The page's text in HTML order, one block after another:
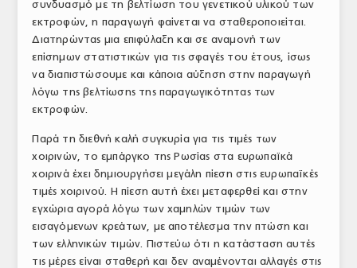
συνδυασμό με τη βελτίωση του γενετικού υλικού των
εκτροφών, η παραγωγή φαίνεται να σταθεροποιείται.
Διατηρώντας μια επιφύλαξη και σε αναμονή των
επίσημων στατιστικών για τις σφαγές του έτους, ίσως
να διαπιστώσουμε και κάποια αύξηση στην παραγωγή
λόγω της βελτίωσης της παραγωγικότητας των
εκτροφών.
Παρά τη διεθνή καλή συγκυρία για τις τιμές των
χοιρινών, το εμπάργκο της Ρωσίας στα ευρωπαϊκά
χοιρινά έχει δημιουργήσει μεγάλη πίεση στις ευρωπαϊκές
τιμές χοιρινού. Η πίεση αυτή έχει μεταφερθεί και στην
εγχώρια αγορά λόγω των χαμηλών τιμών των
εισαγόμενων κρεάτων, με αποτέλεσμα την πτώση και
των ελληνικών τιμών. Πιστεύω ότι η κατάσταση αυτές
τις μέρες είναι σταθερή και δεν αναμένονται αλλαγές στις